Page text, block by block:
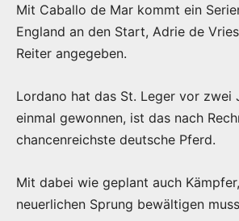
Mit Caballo de Mar kommt ein
England an den Start, Adrie de
Reiter angegeben.
Lordano hat das St. Leger vor zwei
einmal gewonnen, ist das nach
chancenreichste deutsche Pferd.
Mit dabei wie geplant auch
neuerlichen Sprung bewältigen